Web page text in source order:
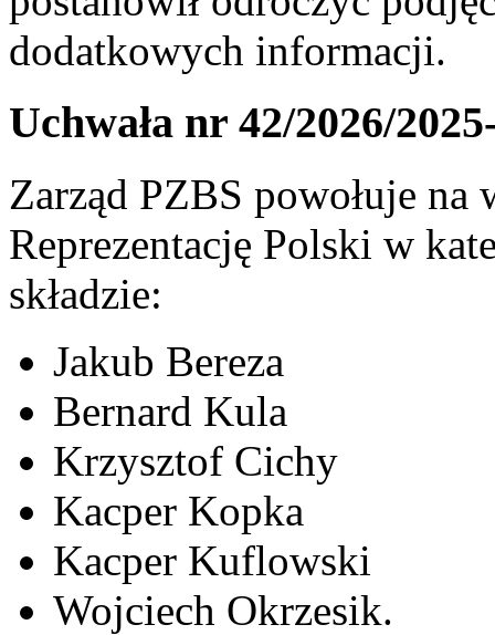
dodatkowych informacji.
Uchwała nr 42/2026/
Zarząd PZBS powołuje na
Reprezentację Polski w
składzie:
Jakub Bereza
Bernard Kula
Krzysztof Cichy
Kacper Kopka
Kacper Kuflowski
Wojciech Okrzesik.